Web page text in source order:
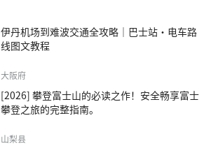
伊丹机场到难波交通全攻略｜巴士站・电车路
线图文教程
大阪府
[2026] 攀登富士山的必读之作！安全畅享富士
攀登之旅的完整指南。
山梨县